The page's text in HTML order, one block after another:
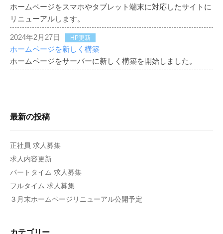
ホームページをスマホやタブレット端末に対応したサイトに
リニューアルします。
2024年2月27日 HP更新
ホームページを新しく構築
ホームページをサーバーに新しく構築を開始しました。
最新の投稿
正社員 求人募集
求人内容更新
パートタイム 求人募集
フルタイム 求人募集
３月末ホームページリニューアル公開予定
カテゴリー